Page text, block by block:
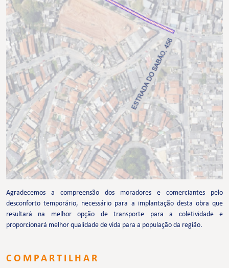
Agradecemos a compreensão dos moradores e comerciantes pelo
desconforto temporário, necessário para a implantação desta obra que
resultará na melhor opção de transporte para a coletividade e
proporcionará melhor qualidade de vida para a população da região.
COMPARTILHAR